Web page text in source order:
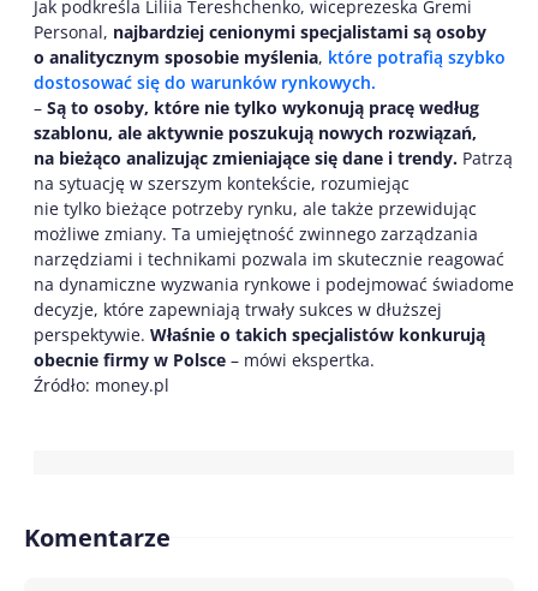
Jak podkreśla Liliia Tereshchenko, wiceprezeska Gremi
Personal, najbardziej cenionymi specjalistami są osoby
o analitycznym sposobie myślenia, które potrafią szybko
dostosować się do warunków rynkowych.
– Są to osoby, które nie tylko wykonują pracę według
szablonu, ale aktywnie poszukują nowych rozwiązań,
na bieżąco analizując zmieniające się dane i trendy. Patrzą
na sytuację w szerszym kontekście, rozumiejąc
nie tylko bieżące potrzeby rynku, ale także przewidując
możliwe zmiany. Ta umiejętność zwinnego zarządzania
narzędziami i technikami pozwala im skutecznie reagować
na dynamiczne wyzwania rynkowe i podejmować świadome
decyzje, które zapewniają trwały sukces w dłuższej
perspektywie. Właśnie o takich specjalistów konkurują
obecnie firmy w Polsce – mówi ekspertka.
Źródło: money.pl
Komentarze